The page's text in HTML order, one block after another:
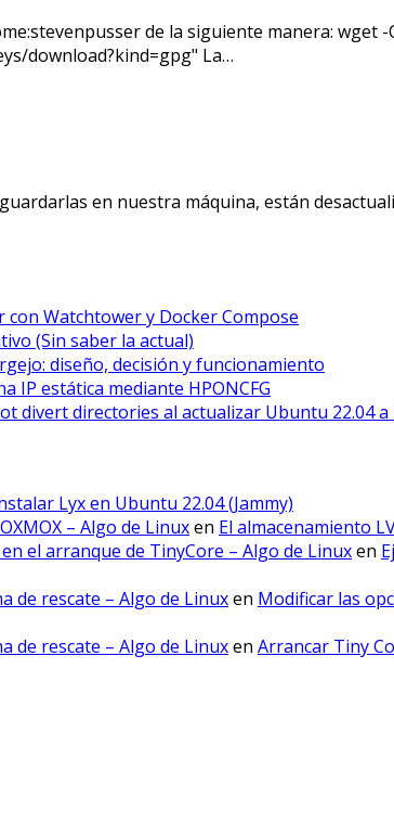
de la siguiente manera: wget
download?kind=gpg" La…
en nuestra máquina, están
Watchtower y Docker Compose
(Sin saber la actual)
diseño, decisión y funcionamiento
IP estática mediante HPONCFG
divert directories al actualizar Ubuntu 22.04 a
Lyx en Ubuntu 22.04 (Jammy)
– Algo de Linuxen El almacenamiento
el arranque de TinyCore – Algo de Linuxen
de rescate – Algo de Linuxen Modificar las
de rescate – Algo de Linuxen Arrancar Tiny